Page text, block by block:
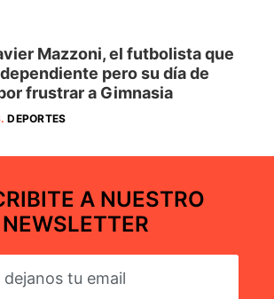
Mazzoni, el futbolista que
pero su día de
frustrar a Gimnasia
.DEPORTES
A NUESTRO
NEWSLETTER